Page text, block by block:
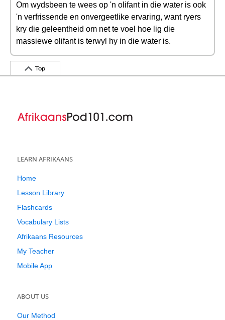
Om wydsbeen te wees op 'n olifant in die water is ook
'n verfrissende en onvergeetlike ervaring, want ryers
kry die geleentheid om net te voel hoe lig die
massiewe olifant is terwyl hy in die water is.
Top
LEARN AFRIKAANS
Home
Lesson Library
Flashcards
Vocabulary Lists
Afrikaans Resources
My Teacher
Mobile App
ABOUT US
Our Method